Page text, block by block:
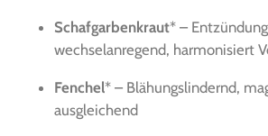
Schaf­gar­ben­kraut* –
wech­sel­an­re­gend, har­mo­ni­siert
Fen­chel* – Blä­hungs­lin­dernd,
ausgleichend